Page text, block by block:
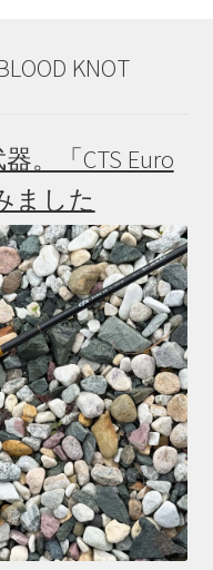
KNOT
。「CTS Euro
ました